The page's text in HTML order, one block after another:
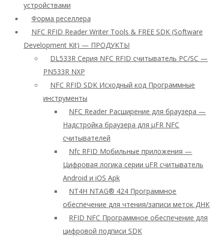
устройствами
Форма реселлера
NFC RFID Reader Writer Tools & FREE SDK (Software
Development Kit) — ПРОДУКТЫ
DL533R Серия NFC RFID считыватель PC/SC —
PN533R NXP
NFC RFID SDK Исходный код Программные
инструменты
NFC Reader Расширение для браузера —
Надстройка браузера для μFR NFC
считывателей
Nfc RFID Мобильные приложения —
Цифровая логика серии uFR считыватель
Android и iOS Apk
NT4H NTAG® 424 Программное
обеспечение для чтения/записи меток ДНК
RFID NFC Программное обеспечение для
цифровой подписи SDK